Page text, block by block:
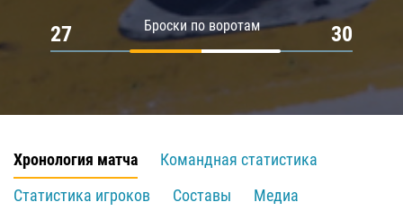
Броски по воротам
27 30
Хронология матча
Командная статистика
Статистика игроков
Составы
Медиа